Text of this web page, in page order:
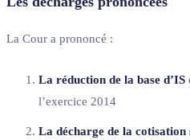
La Cour a prononcé :
La réduction de la base d’IS
l’exercice 2014
La décharge de la cotisation